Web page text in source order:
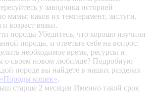
у заводчика историей
мамы: каков их темперамент, заслуги,
и возраст вязки.
породы Убедитесь, что хорошо изучили
породы, и ответьте себе на вопрос:
необходимое время, ресурсы и
о своем новом любимце? Подробную
породе вы найдете в наших разделах
«Породы кошек».
старше 2 месяцев Именно такой срок